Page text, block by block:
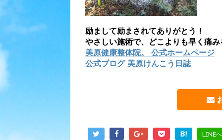
励まして励まされてありがとう！
やさしい施術で、どこよりも早く痛
美原健康整体院。 公式ホームページ
公式ブログ 美原けんこう日誌
B! LINE